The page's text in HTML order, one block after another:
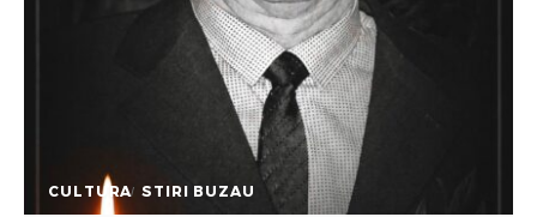
CULTURA STIRI BUZAU